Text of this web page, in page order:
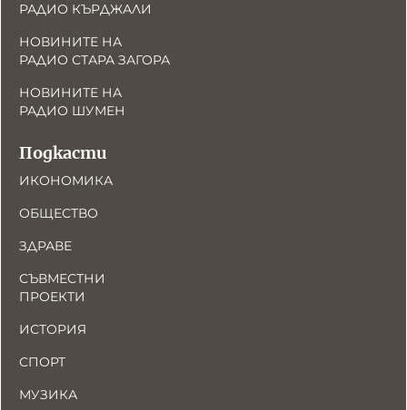
РАДИО КЪРДЖАЛИ
НОВИНИТЕ НА
РАДИО СТАРА ЗАГОРА
НОВИНИТЕ НА
РАДИО ШУМЕН
Подкасти
ИКОНОМИКА
ОБЩЕСТВО
ЗДРАВЕ
СЪВМЕСТНИ
ПРОЕКТИ
ИСТОРИЯ
СПОРТ
МУЗИКА